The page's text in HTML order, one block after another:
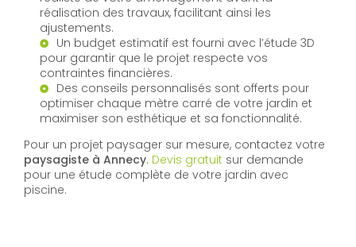
réalisation des travaux, facilitant ainsi les
ajustements.
Un budget estimatif est fourni avec l’étude 3D
pour garantir que le projet respecte vos
contraintes financières.
Des conseils personnalisés sont offerts pour
optimiser chaque mètre carré de votre jardin et
maximiser son esthétique et sa fonctionnalité.
Pour un projet paysager sur mesure, contactez votre
paysagiste à Annecy. Devis gratuit sur demande
pour une étude complète de votre jardin avec
piscine.